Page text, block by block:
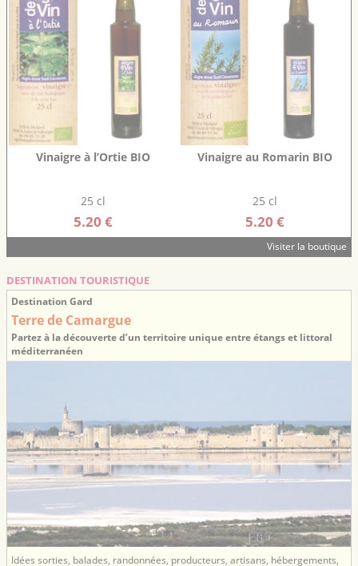
Vinaigre à l’Ortie BIO
25 cl
5.20 €
Vinaigre au Romarin BIO
25 cl
5.20 €
Visiter la boutique
DESTINATION TOURISTIQUE
Destination Gard
Terre de Camargue
Partez à la découverte d’un territoire unique entre étangs et littoral
méditerranéen
Idées sorties, balades, randonnées, producteurs, artisans, hébergements,